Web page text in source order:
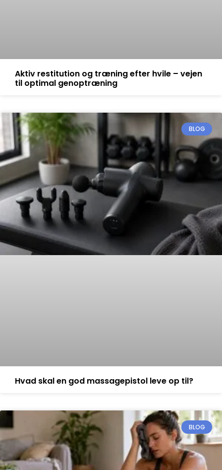
Aktiv restitution og træning efter hvile – vejen
til optimal genoptræning
BLOG
Hvad skal en god massagepistol leve op til?
BLOG